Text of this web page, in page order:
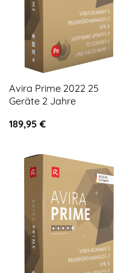
Avira Prime 2022 25
Geräte 2 Jahre
189,95 €